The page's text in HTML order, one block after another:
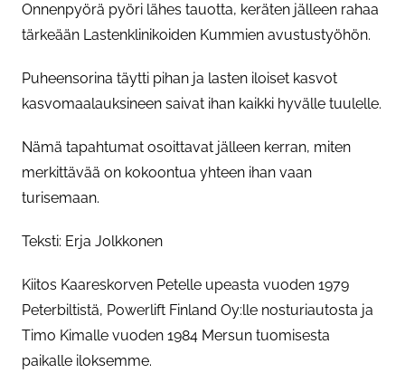
Onnenpyörä pyöri lähes tauotta, keräten jälleen rahaa
tärkeään Lastenklinikoiden Kummien avustustyöhön.
Puheensorina täytti pihan ja lasten iloiset kasvot
kasvomaalauksineen saivat ihan kaikki hyvälle tuulelle.
Nämä tapahtumat osoittavat jälleen kerran, miten
merkittävää on kokoontua yhteen ihan vaan
turisemaan.
Teksti: Erja Jolkkonen
Kiitos Kaareskorven Petelle upeasta vuoden 1979
Peterbiltistä, Powerlift Finland Oy:lle nosturiautosta ja
Timo Kimalle vuoden 1984 Mersun tuomisesta
paikalle iloksemme.